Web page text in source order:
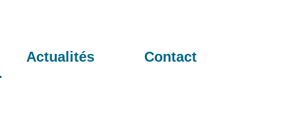
Actualités Contact